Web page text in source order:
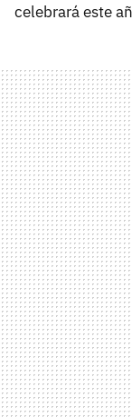
celebrará este